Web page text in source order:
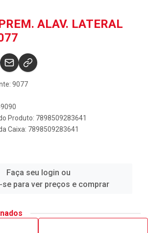
ALAV. LATERAL
9077
Produto: 7898509283641
Caixa: 7898509283641
Faça seu login ou
se para ver preços e comprar